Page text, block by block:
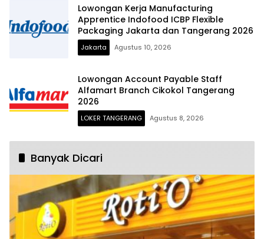
Lowongan Kerja Manufacturing
Apprentice Indofood ICBP Flexible
Packaging Jakarta dan Tangerang 2026
Jakarta Agustus 10, 2026
Lowongan Account Payable Staff
Alfamart Branch Cikokol Tangerang
2026
LOKER TANGERANG Agustus 8, 2026
Banyak Dicari